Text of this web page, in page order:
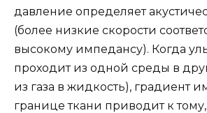
давление определяет
(более низкие скорости
высокому импедансу). Когда
проходит из одной среды в
из газа в жидкость), градиент
границе ткани приводит к тому,